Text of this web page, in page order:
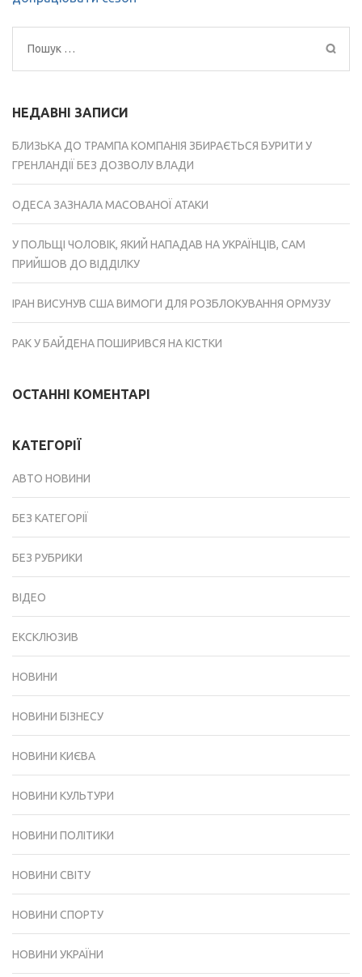
Пошук:
НЕДАВНІ ЗАПИСИ
БЛИЗЬКА ДО ТРАМПА КОМПАНІЯ ЗБИРАЄТЬСЯ БУРИТИ У
ГРЕНЛАНДІЇ БЕЗ ДОЗВОЛУ ВЛАДИ
ОДЕСА ЗАЗНАЛА МАСОВАНОЇ АТАКИ
У ПОЛЬЩІ ЧОЛОВІК, ЯКИЙ НАПАДАВ НА УКРАЇНЦІВ, САМ
ПРИЙШОВ ДО ВІДДІЛКУ
ІРАН ВИСУНУВ США ВИМОГИ ДЛЯ РОЗБЛОКУВАННЯ ОРМУЗУ
РАК У БАЙДЕНА ПОШИРИВСЯ НА КІСТКИ
ОСТАННІ КОМЕНТАРІ
КАТЕГОРІЇ
АВТО НОВИНИ
БЕЗ КАТЕГОРІЇ
БЕЗ РУБРИКИ
ВІДЕО
ЕКСКЛЮЗИВ
НОВИНИ
НОВИНИ БІЗНЕСУ
НОВИНИ КИЄВА
НОВИНИ КУЛЬТУРИ
НОВИНИ ПОЛІТИКИ
НОВИНИ СВІТУ
НОВИНИ СПОРТУ
НОВИНИ УКРАЇНИ